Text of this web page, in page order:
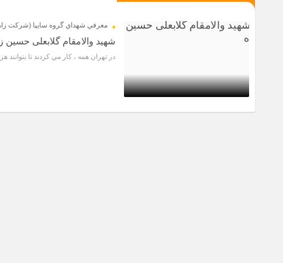
مراسم گرامیداشت سالروز آزادسازی خرمشهر در
7 سال قبل
معرفي شهداي گروه سايپا (شركت
شهید والامقام گلابعلی حسین
در تهران همه ، كار مي كردند تا